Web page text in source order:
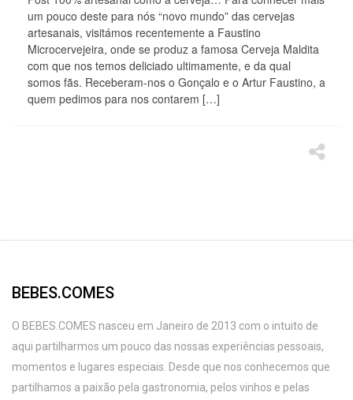
um pouco deste para nós “novo mundo” das cervejas
artesanais, visitámos recentemente a Faustino
Microcervejeira, onde se produz a famosa Cerveja Maldita
com que nos temos deliciado ultimamente, e da qual
somos fãs. Receberam-nos o Gonçalo e o Artur Faustino, a
quem pedimos para nos contarem […]
BEBES.COMES
O BEBES.COMES nasceu em Janeiro de 2013 com o intuito de
aqui partilharmos um pouco das nossas experiências pessoais,
momentos e lugares especiais. Desde que nos conhecemos que
partilhamos a paixão pela gastronomia, pelos vinhos e pelas